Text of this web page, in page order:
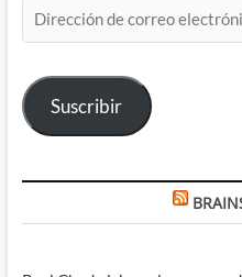
de
electrónico
Suscribir